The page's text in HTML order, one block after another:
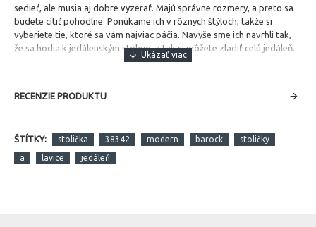
sedieť, ale musia aj dobre vyzerať. Majú správne rozmery, a preto sa
budete cítiť pohodlne. Ponúkame ich v rôznych štýloch, takže si
vyberiete tie, ktoré sa vám najviac páčia. Navyše sme ich navrhli tak,
že sa hodia k jedálenským stolom, a tak si môžete zladiť celú jedáleň.
RECENZIE PRODUKTU
ŠTÍTKY: stolička 38342 modern barock stoličky
a lavice jedáleň